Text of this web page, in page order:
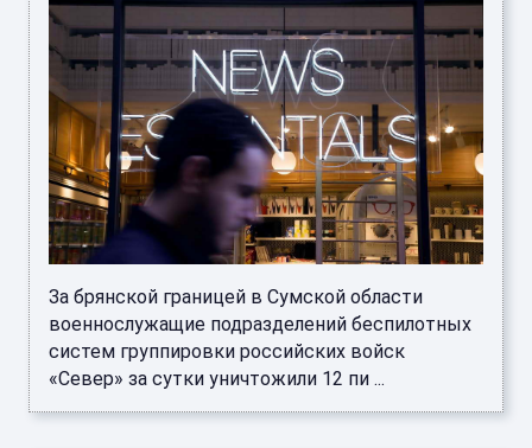
За брянской границей в Сумской области
военнослужащие подразделений беспилотных
систем группировки российских войск
«Север» за сутки уничтожили 12 пи ...